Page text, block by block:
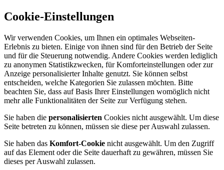
Cookie-Einstellungen
Wir verwenden Cookies, um Ihnen ein optimales Webseiten-
Erlebnis zu bieten. Einige von ihnen sind für den Betrieb der Seite
und für die Steuerung notwendig. Andere Cookies werden lediglich
zu anonymen Statistikzwecken, für Komforteinstellungen oder zur
Anzeige personalisierter Inhalte genutzt. Sie können selbst
entscheiden, welche Kategorien Sie zulassen möchten. Bitte
beachten Sie, dass auf Basis Ihrer Einstellungen womöglich nicht
mehr alle Funktionalitäten der Seite zur Verfügung stehen.
Sie haben die personalisierten Cookies nicht ausgewählt. Um diese
Seite betreten zu können, müssen sie diese per Auswahl zulassen.
Sie haben das Komfort-Cookie nicht ausgewählt. Um den Zugriff
auf das Element oder die Seite dauerhaft zu gewähren, müssen Sie
dieses per Auswahl zulassen.